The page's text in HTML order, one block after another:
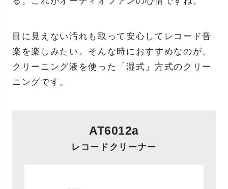
目に見えない汚れも取って安心してレコード音
楽を楽しみたい。そんな時におすすめなのが、
クリーニング液を使った「湿式」方式のクリー
ニングです。
AT6012a
レコードクリーナー